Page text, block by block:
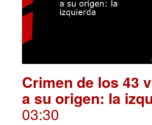
Crimen de los 43
a su origen: la
03:30